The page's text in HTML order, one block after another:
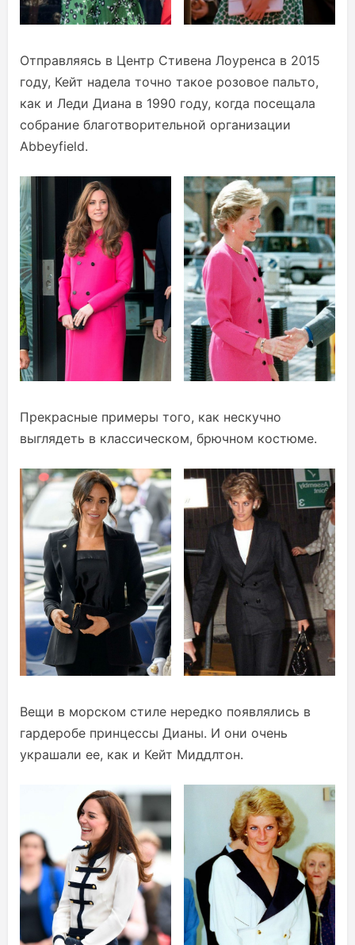
Отправляясь в Центр Стивена Лоуренса в 2015
году, Кейт надела точно такое розовое пальто,
как и Леди Диана в 1990 году, когда посещала
собрание благотворительной организации
Abbeyfield.
Прекрасные примеры того, как нескучно
выглядеть в классическом, брючном костюме.
Вещи в морском стиле нередко появлялись в
гардеробе принцессы Дианы. И они очень
украшали ее, как и Кейт Миддлтон.